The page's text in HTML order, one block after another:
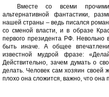
Вместе со всеми
альтернативной фантастики,
нашей страны – ведь писался
со сменой власти, и в образе
первого президента РФ. Невольно
быть иначе. А общее
известной мудрой фразе:
Действительно, зачем думать о
делать. Человек сам хозяин
плохо она сложится, важно, что она